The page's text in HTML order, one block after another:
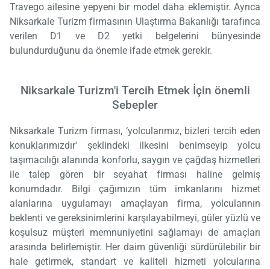
Travego ailesine yepyeni bir model daha eklemiştir. Ayrıca
Niksarkale Turizm firmasının Ulaştırma Bakanlığı tarafınca
verilen D1 ve D2 yetki belgelerini bünyesinde
bulundurduğunu da önemle ifade etmek gerekir.
Niksarkale Turizm'i Tercih Etmek İçin önemli
Sebepler
Niksarkale Turizm firması, ‘yolcularımız, bizleri tercih eden
konuklarımızdır' şeklindeki ilkesini benimseyip yolcu
taşımacılığı alanında konforlu, saygın ve çağdaş hizmetleri
ile talep gören bir seyahat firması haline gelmiş
konumdadır. Bilgi çağımızın tüm imkanlarını hizmet
alanlarına uygulamayı amaçlayan firma, yolcularının
beklenti ve gereksinimlerini karşılayabilmeyi, güler yüzlü ve
koşulsuz müşteri memnuniyetini sağlamayı de amaçları
arasında belirlemiştir. Her daim güvenliği sürdürülebilir bir
hale getirmek, standart ve kaliteli hizmeti yolcularına